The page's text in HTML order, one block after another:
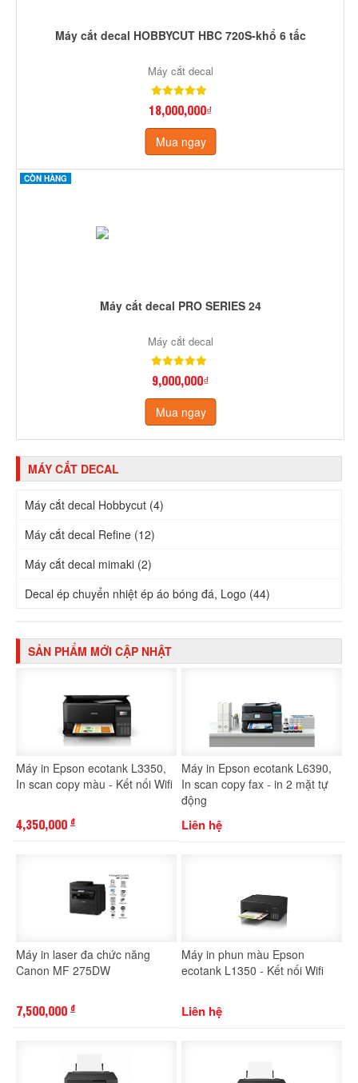
Máy cắt decal HOBBYCUT HBC 720S-khổ 6 tấc
Máy cắt decal
18,000,000₫
Mua ngay
CÒN HÀNG
Máy cắt decal PRO SERIES 24
Máy cắt decal
9,000,000₫
Mua ngay
MÁY CẮT DECAL
Máy cắt decal Hobbycut (4)
Máy cắt decal Refine (12)
Máy cắt decal mimaki (2)
Decal ép chuyển nhiệt ép áo bóng đá, Logo (44)
SẢN PHẨM MỚI CẬP NHẬT
Máy in Epson ecotank L3350,
In scan copy màu - Kết nối Wifi
4,350,000 đ
Máy in Epson ecotank L6390,
In scan copy fax - in 2 mặt tự
động
Liên hệ
Máy in laser đa chức năng
Canon MF 275DW
7,500,000 đ
Máy in phun màu Epson
ecotank L1350 - Kết nối Wifi
Liên hệ